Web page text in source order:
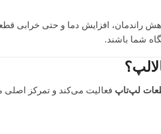
کاهش راندمان، افزایش دما و حتی
شما باشند.
لپ‌تاپ فعالیت می‌کند و تمرکز اصلی